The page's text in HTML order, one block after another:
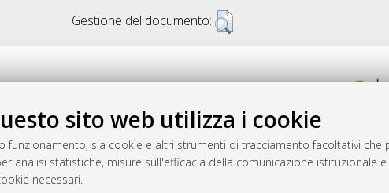
sito web utilizza i cookie
funzionamento, sia cookie e altri strumenti di tracciamento facoltativi
analisi statistiche, misure sull'efficacia della comunicazione istituzionale
necessari.
Gestione del documento:
R3P19R
da
AlmaDL